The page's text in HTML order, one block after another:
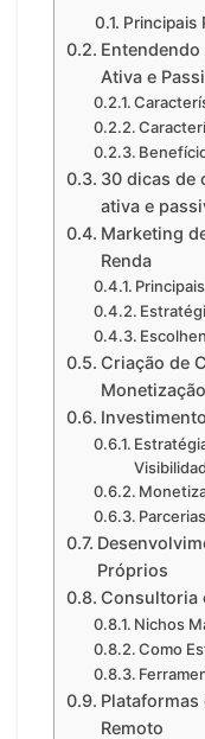
Principais
Entendendo
Ativa e
30 dicas de
ativa e
Marketing
Renda
Criação de
Monetização
Próprios
Consultoria
Nichos
Como
Plataformas
Remoto